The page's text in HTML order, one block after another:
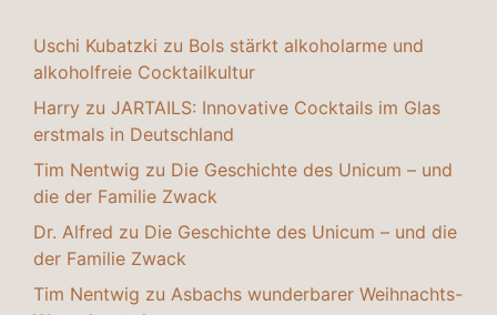
Uschi Kubatzki zu Bols stärkt alkoholarme und
alkoholfreie Cocktailkultur
Harry zu JARTAILS: Innovative Cocktails im Glas
erstmals in Deutschland
Tim Nentwig zu Die Geschichte des Unicum – und
die der Familie Zwack
Dr. Alfred zu Die Geschichte des Unicum – und die
der Familie Zwack
Tim Nentwig zu Asbachs wunderbarer Weihnachts-